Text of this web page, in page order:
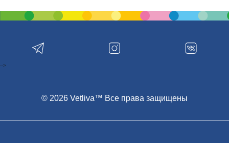
представленном музейном собрании являются
материалы милоградской археологической культуры
по одному из первых исследованных памятников –
городища у д.Милоград в Речицком районе и
Автор макета – известный белорусский художник,
миниатюре воссоздан им по двум рисункам 1649
© 2026 Vetliva™ Все права защищены
-->